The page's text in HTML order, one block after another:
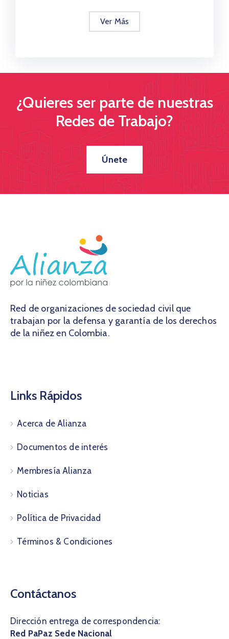
Ver Más
¿Quieres ser parte de nuestras
Redes de Trabajo?
Únete
Red de organizaciones de sociedad civil que
trabajan por la defensa y garantía de los derechos
de la niñez en Colombia.
Links Rápidos
Acerca de Alianza
Documentos de interés
Membresía Alianza
Noticias
Política de Privacidad
Términos & Condiciones
Contáctanos
Dirección entrega de correspondencia:
Red PaPaz Sede Nacional